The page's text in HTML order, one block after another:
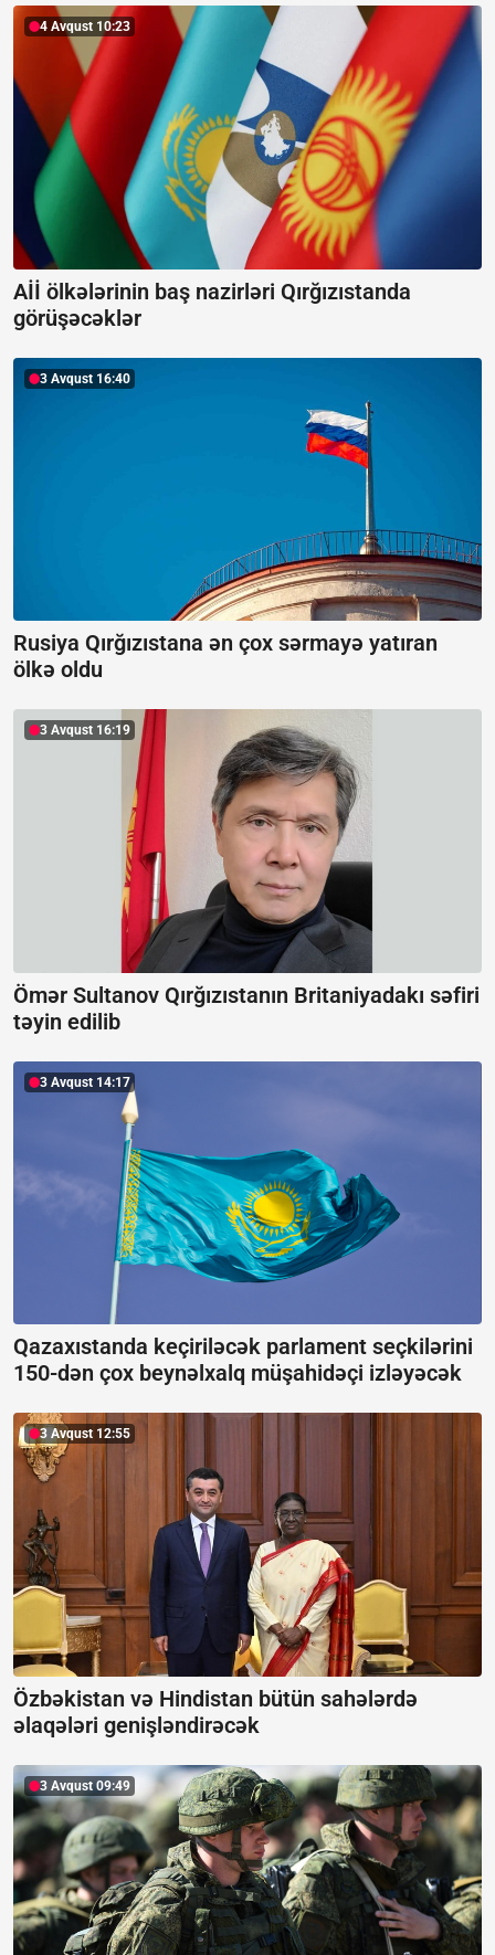
4 Avqust 10:23
Aİİ ölkələrinin baş nazirləri Qırğızıstanda
görüşəcəklər
3 Avqust 16:40
Rusiya Qırğızıstana ən çox sərmayə yatıran
ölkə oldu
3 Avqust 16:19
Ömər Sultanov Qırğızıstanın Britaniyadakı səfiri
təyin edilib
3 Avqust 14:17
Qazaxıstanda keçiriləcək parlament seçkilərini
150-dən çox beynəlxalq müşahidəçi izləyəcək
3 Avqust 12:55
Özbəkistan və Hindistan bütün sahələrdə
əlaqələri genişləndirəcək
3 Avqust 09:49